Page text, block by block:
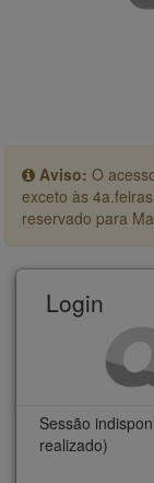
Aviso: O
exceto às
reservado para
Login
Sessão
realizado)